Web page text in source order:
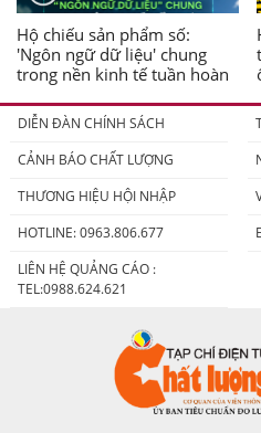
Hộ chiếu sản phẩm số:
'Ngôn ngữ dữ liệu' chung
trong nền kinh tế tuần hoàn
DIỄN ĐÀN CHÍNH SÁCH
CẢNH BÁO CHẤT LƯỢNG
THƯƠNG HIỆU HỘI NHẬP
HOTLINE: 0963.806.677
LIÊN HỆ QUẢNG CÁO :
TEL:0988.624.621